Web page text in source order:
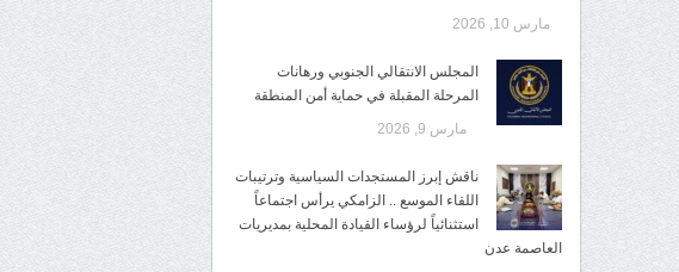
مارس 10, 2026
المجلس الانتقالي الجنوبي ورهانات
المرحلة المقبلة في حماية أمن المنطقة
مارس 9, 2026
ناقش إبرز المستجدات السياسية وترتيبات
اللقاء الموسع .. الزامكي يرأس اجتماعاً
استثنائياً لرؤساء القيادة المحلية بمديريات
العاصمة عدن